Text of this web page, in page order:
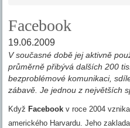
Facebook
19.06.2009
V současné době jej aktivně
průměrně přibývá dalších 200
bezproblémové komunikaci,
zábavě. Je jednou z největších
Když Facebook v roce 2004
amerického Harvardu. Jeho